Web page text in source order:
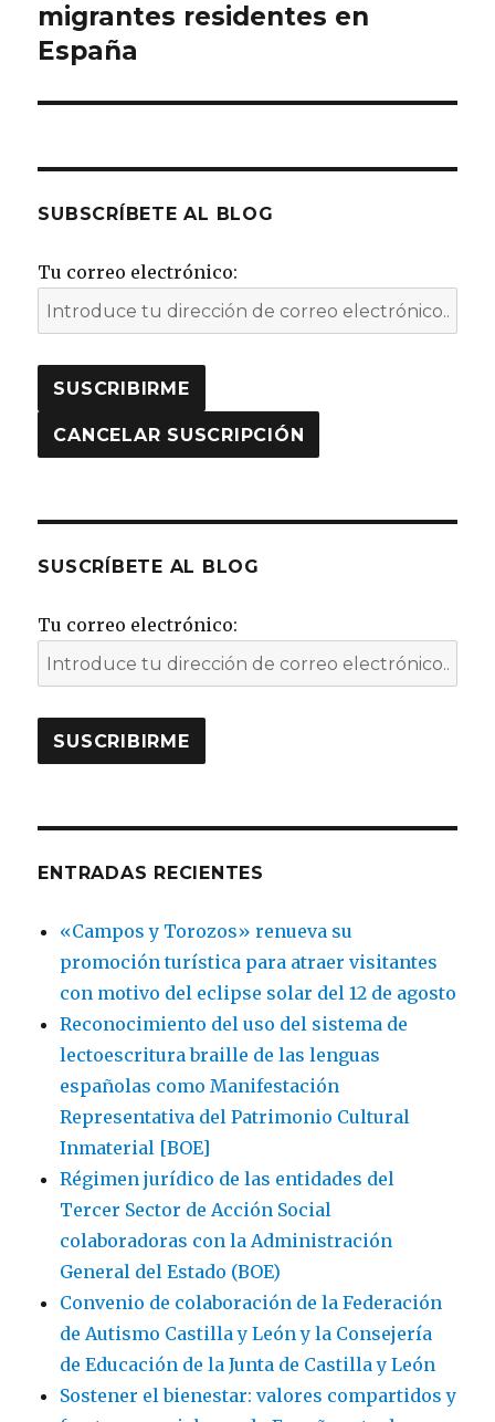
migrantes residentes en
España
SUBSCRÍBETE AL BLOG
Tu correo electrónico:
SUSCRÍBETE AL BLOG
Tu correo electrónico:
ENTRADAS RECIENTES
«Campos y Torozos» renueva su
promoción turística para atraer visitantes
con motivo del eclipse solar del 12 de agosto
Reconocimiento del uso del sistema de
lectoescritura braille de las lenguas
españolas como Manifestación
Representativa del Patrimonio Cultural
Inmaterial [BOE]
Régimen jurídico de las entidades del
Tercer Sector de Acción Social
colaboradoras con la Administración
General del Estado (BOE)
Convenio de colaboración de la Federación
de Autismo Castilla y León y la Consejería
de Educación de la Junta de Castilla y León
Sostener el bienestar: valores compartidos y